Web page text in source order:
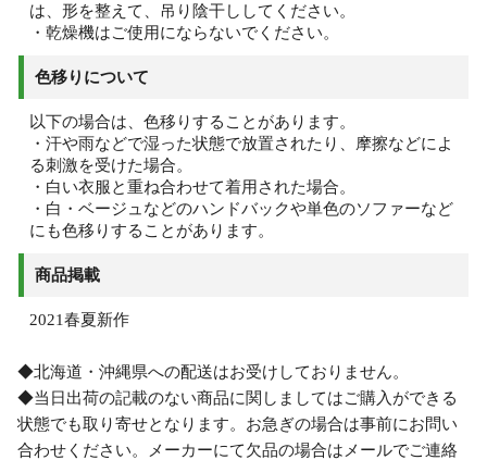
は、形を整えて、吊り陰干ししてください。
・乾燥機はご使用にならないでください。
色移りについて
以下の場合は、色移りすることがあります。
・汗や雨などで湿った状態で放置されたり、摩擦などによ
る刺激を受けた場合。
・白い衣服と重ね合わせて着用された場合。
・白・ベージュなどのハンドバックや単色のソファーなど
にも色移りすることがあります。
商品掲載
2021春夏新作
◆北海道・沖縄県への配送はお受けしておりません。
◆当日出荷の記載のない商品に関しましてはご購入ができる
状態でも取り寄せとなります。お急ぎの場合は事前にお問い
合わせください。メーカーにて欠品の場合はメールでご連絡